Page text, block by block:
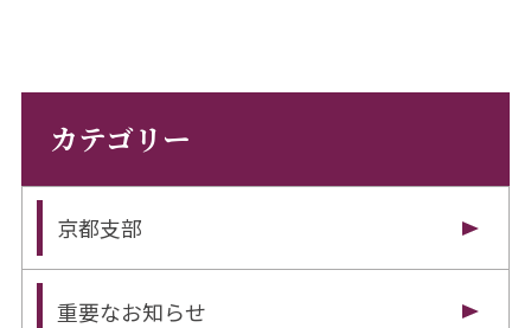
カテゴリー
京都支部
重要なお知らせ